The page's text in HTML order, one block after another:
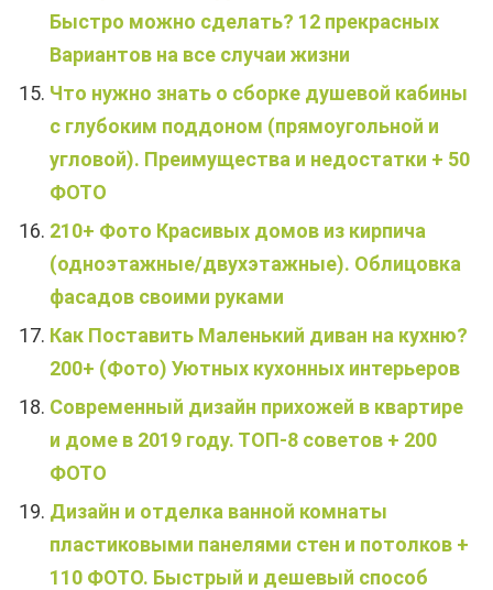
Быстро можно сделать? 12 прекрасных
Вариантов на все случаи жизни
Что нужно знать о сборке душевой кабины
с глубоким поддоном (прямоугольной и
угловой). Преимущества и недостатки + 50
ФОТО
210+ Фото Красивых домов из кирпича
(одноэтажные/двухэтажные). Облицовка
фасадов своими руками
Как Поставить Маленький диван на кухню?
200+ (Фото) Уютных кухонных интерьеров
Современный дизайн прихожей в квартире
и доме в 2019 году. ТОП-8 советов + 200
ФОТО
Дизайн и отделка ванной комнаты
пластиковыми панелями стен и потолков +
110 ФОТО. Быстрый и дешевый способ